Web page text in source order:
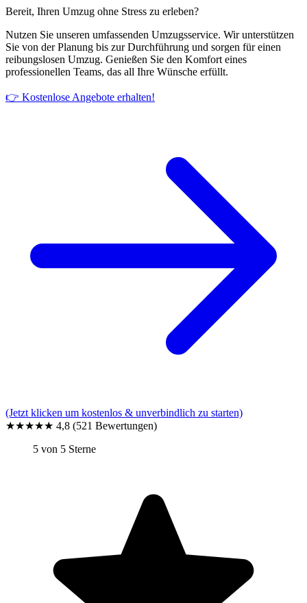
Bereit, Ihren Umzug ohne Stress zu erleben?
Nutzen Sie unseren umfassenden Umzugsservice. Wir unterstützen
Sie von der Planung bis zur Durchführung und sorgen für einen
reibungslosen Umzug. Genießen Sie den Komfort eines
professionellen Teams, das all Ihre Wünsche erfüllt.
👉 Kostenlose Angebote erhalten!
(Jetzt klicken um kostenlos & unverbindlich zu starten)
★★★★★ 4,8 (521 Bewertungen)
5 von 5 Sterne